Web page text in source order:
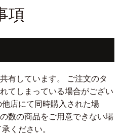
項
有しています。 ご注文のタ
てしまっている場合がござい
店にて同時購入された場
数の商品をご用意できない場
ください。